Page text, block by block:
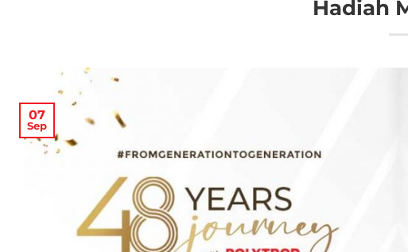
Hadiah
07
Sep